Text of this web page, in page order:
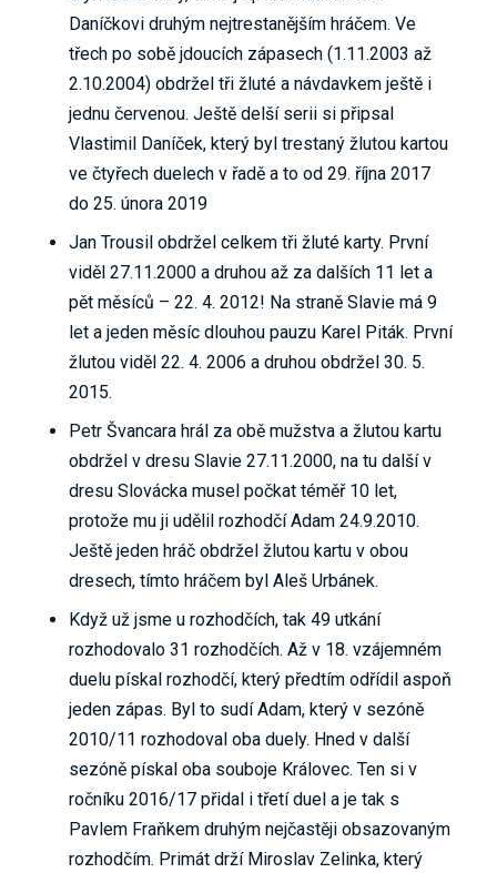
Daníčkovi druhým nejtrestanějším hráčem. Ve
třech po sobě jdoucích zápasech (1.11.2003 až
2.10.2004) obdržel tři žluté a návdavkem ještě i
jednu červenou. Ještě delší serii si připsal
Vlastimil Daníček, který byl trestaný žlutou kartou
ve čtyřech duelech v řadě a to od 29. října 2017
do 25. února 2019
Jan Trousil obdržel celkem tři žluté karty. První
viděl 27.11.2000 a druhou až za dalších 11 let a
pět měsíců – 22. 4. 2012! Na straně Slavie má 9
let a jeden měsíc dlouhou pauzu Karel Piták. První
žlutou viděl 22. 4. 2006 a druhou obdržel 30. 5.
2015.
Petr Švancara hrál za obě mužstva a žlutou kartu
obdržel v dresu Slavie 27.11.2000, na tu další v
dresu Slovácka musel počkat téměř 10 let,
protože mu ji udělil rozhodčí Adam 24.9.2010.
Ještě jeden hráč obdržel žlutou kartu v obou
dresech, tímto hráčem byl Aleš Urbánek.
Když už jsme u rozhodčích, tak 49 utkání
rozhodovalo 31 rozhodčích. Až v 18. vzájemném
duelu pískal rozhodčí, který předtím odřídil aspoň
jeden zápas. Byl to sudí Adam, který v sezóně
2010/11 rozhodoval oba duely. Hned v další
sezóně pískal oba souboje Královec. Ten si v
ročníku 2016/17 přidal i třetí duel a je tak s
Pavlem Fraňkem druhým nejčastěji obsazovaným
rozhodčím. Primát drží Miroslav Zelinka, který